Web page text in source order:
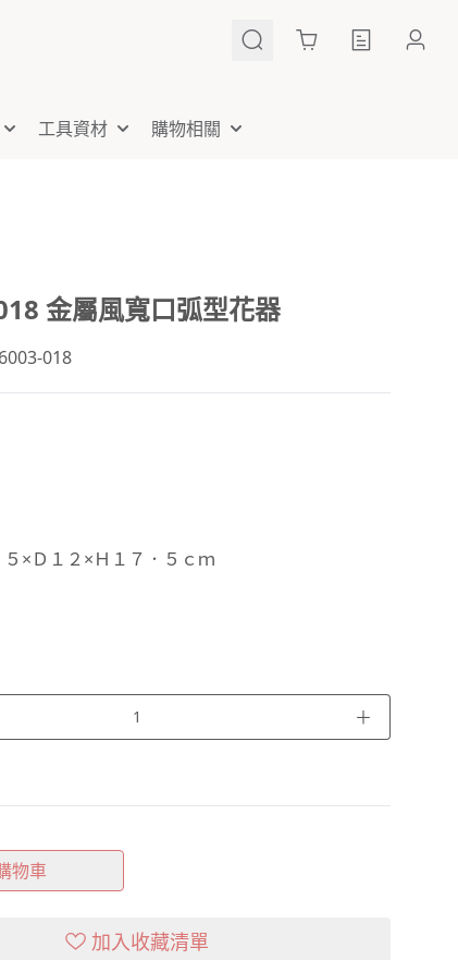
Cart
工具資材 購物相關
金屬風寬口弧型花器
018
×Ｄ１２×Ｈ１７．５ｃｍ
＋
物車
加入收藏清單